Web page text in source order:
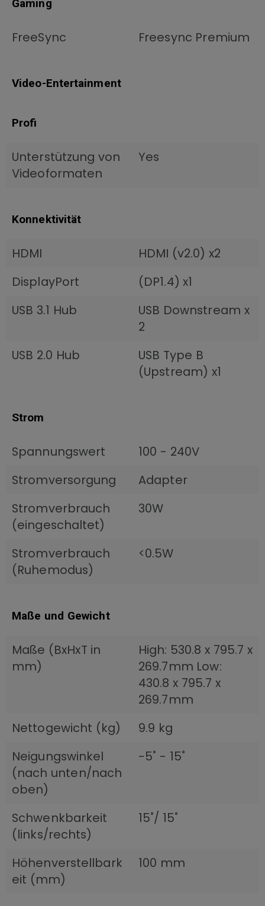
Gaming
FreeSync Freesync Premium
Video-Entertainment
Profi
Unterstützung von
Videoformaten
Yes
Konnektivität
HDMI
HDMI (v2.0) x2
DisplayPort
(DP1.4) x1
USB 3.1 Hub
USB Downstream x
2
USB 2.0 Hub
USB Type B
(Upstream) x1
Strom
Spannungswert
100 - 240V
Stromversorgung
Adapter
Stromverbrauch
(eingeschaltet)
30W
Stromverbrauch
(Ruhemodus)
<0.5W
Maße und Gewicht
Maße (BxHxT in
mm)
High: 530.8 x 795.7 x
269.7mm Low:
430.8 x 795.7 x
269.7mm
Nettogewicht (kg)
9.9 kg
Neigungswinkel
(nach unten/nach
oben)
-5˚ - 15˚
Schwenkbarkeit
(links/rechts)
15˚/ 15˚
Höhenverstellbark
eit (mm)
100 mm